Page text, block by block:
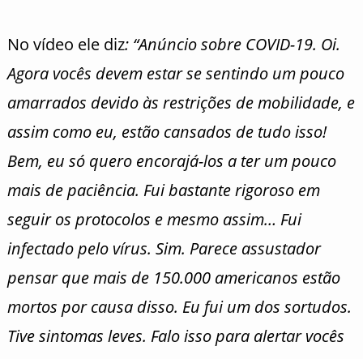
No vídeo ele diz: “Anúncio sobre COVID-19. Oi.
Agora vocês devem estar se sentindo um pouco
amarrados devido às restrições de mobilidade, e
assim como eu, estão cansados de tudo isso!
Bem, eu só quero encorajá-los a ter um pouco
mais de paciência. Fui bastante rigoroso em
seguir os protocolos e mesmo assim… Fui
infectado pelo vírus. Sim. Parece assustador
pensar que mais de 150.000 americanos estão
mortos por causa disso. Eu fui um dos sortudos.
Tive sintomas leves. Falo isso para alertar vocês